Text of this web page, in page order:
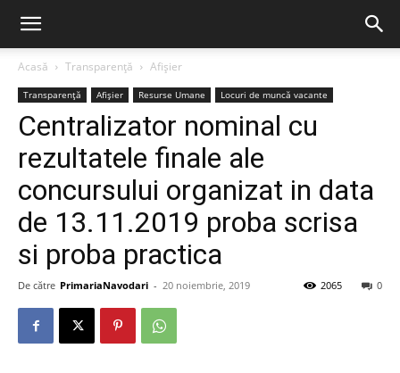
Acasă Transparență Afișier
Transparență Afișier Resurse Umane Locuri de muncă vacante
Centralizator nominal cu
rezultatele finale ale
concursului organizat in data
de 13.11.2019 proba scrisa
si proba practica
De către PrimariaNavodari - 20 noiembrie, 2019 0
2065